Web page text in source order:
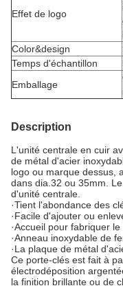
Effet de logo
Color&design
Temps d'échantillon
Emballage
Description
L'unité centrale en cuir
de métal d'acier
logo ou marque dessus,
dans dia.32 ou 35mm.
d'unité centrale.
·Tient l'abondance des
·Facile d'ajouter ou
·Accueil pour fabriquer
·Anneau inoxydable de
·La plaque de métal
Ce porte-clés est fait à
électrodéposition
la finition brillante ou de